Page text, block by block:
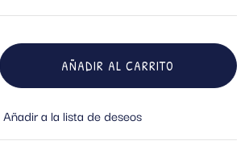
AÑADIR AL CARRITO
Añadir a la lista de deseos